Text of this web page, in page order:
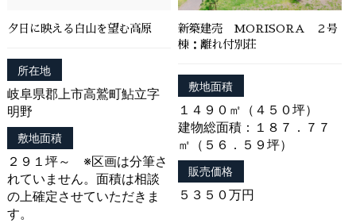
号，クレジットカード番号，運転免許証番号などの個
人情報をお尋ねすることがあります。また，ユーザー
と提携先などとの間でなされたユーザーの個人情報を
含む取引記録や，決済に関する情報を当社の提携先
（情報提供元，広告主，広告配信先などを含みます。
以下，｢提携先｣といいます。）などから収集すること
当社は，ユーザーについて，利用したサービスやソフ
トウエア，購入した商品，閲覧したページや広告の履
歴，検索した検索キーワード，利用日時，利用方法，
利用環境（携帯端末を通じてご利用の場合の当該端末
の通信状態，利用に際しての各種設定情報なども含み
夕日に映える白山を望む高原
所在地
岐阜県郡上市高鷲町鮎立字
明野
敷地面積
２９１坪～ ※区画は分筆さ
れていません。面積は相談
の上確定させていただきま
す。
新築建売 MORISORA ２号
棟：離れ付別荘
敷地面積
１４９０㎡（４５０坪）
建物総面積：１８７．７７
㎡（５６．５９坪）
販売価格
５３５０万円